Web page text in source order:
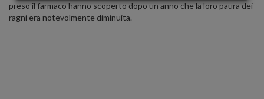
preso il farmaco hanno scoperto dopo un anno che la loro paura dei
ragni era notevolmente diminuita.